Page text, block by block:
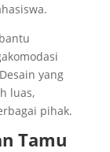
yang
luas,
pihak.
Tamu